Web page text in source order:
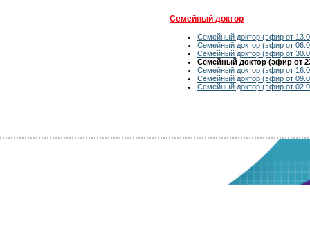
Семейный доктор
Семейный доктор (эфир от
Семейный доктор (эфир от
Семейный доктор (эфир от
Семейный доктор (эфир от
Семейный доктор (эфир от
Семейный доктор (эфир от
Семейный доктор (эфир от